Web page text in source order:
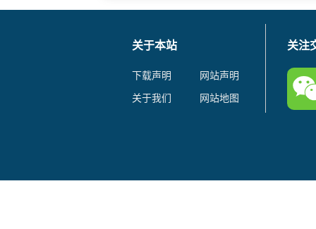
关于本站
下载声明
网站声明
关于我们
网站地图
关注